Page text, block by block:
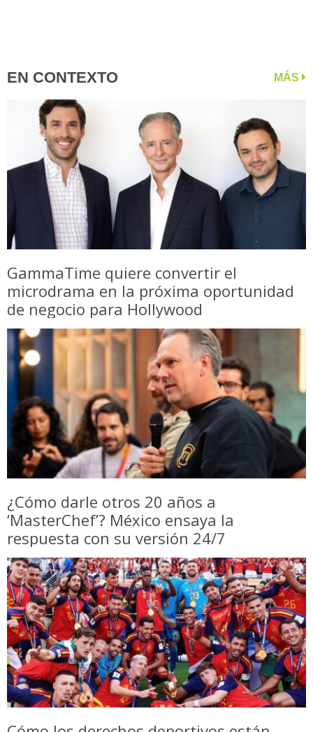
EN CONTEXTO MÁS
GammaTime quiere convertir el
microdrama en la próxima oportunidad
de negocio para Hollywood
¿Cómo darle otros 20 años a
‘MasterChef’? México ensaya la
respuesta con su versión 24/7